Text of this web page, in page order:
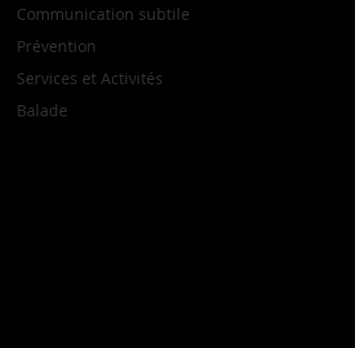
Communication subtile
Prévention
Services et Activités
Balade